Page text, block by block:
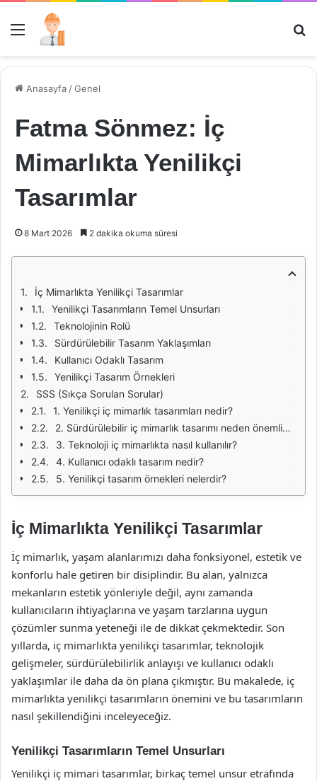
Menü
Anasayfa /Genel
Fatma Sönmez: İç
Mimarlıkta Yenilikçi
Tasarımlar
8 Mart 2026 2 dakika okuma süresi
İç Mimarlıkta Yenilikçi Tasarımlar
Yenilikçi Tasarımların Temel Unsurları
Teknolojinin Rolü
Sürdürülebilir Tasarım Yaklaşımları
Kullanıcı Odaklı Tasarım
Yenilikçi Tasarım Örnekleri
SSS (Sıkça Sorulan Sorular)
1. Yenilikçi iç mimarlık tasarımları nedir?
2. Sürdürülebilir iç mimarlık tasarımı neden önemlidir?
3. Teknoloji iç mimarlıkta nasıl kullanılır?
4. Kullanıcı odaklı tasarım nedir?
5. Yenilikçi tasarım örnekleri nelerdir?
İç Mimarlıkta Yenilikçi Tasarımlar
İç mimarlık, yaşam alanlarımızı daha fonksiyonel, estetik ve
konforlu hale getiren bir disiplindir. Bu alan, yalnızca
mekanların estetik yönleriyle değil, aynı zamanda
kullanıcıların ihtiyaçlarına ve yaşam tarzlarına uygun
çözümler sunma yeteneği ile de dikkat çekmektedir. Son
yıllarda, iç mimarlıkta yenilikçi tasarımlar, teknolojik
gelişmeler, sürdürülebilirlik anlayışı ve kullanıcı odaklı
yaklaşımlar ile daha da ön plana çıkmıştır. Bu makalede, iç
mimarlıkta yenilikçi tasarımların önemini ve bu tasarımların
nasıl şekillendiğini inceleyeceğiz.
Yenilikçi Tasarımların Temel Unsurları
Yenilikçi iç mimari tasarımlar, birkaç temel unsur etrafında